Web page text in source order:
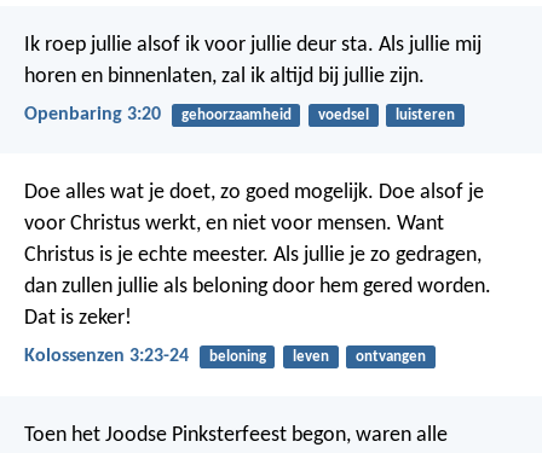
Ik roep jullie alsof ik voor jullie deur sta. Als jullie mij
horen en binnenlaten, zal ik altijd bij jullie zijn.
Openbaring 3:20 gehoorzaamheid voedsel luisteren
Doe alles wat je doet, zo goed mogelijk. Doe alsof je
voor Christus werkt, en niet voor mensen. Want
Christus is je echte meester. Als jullie je zo gedragen,
dan zullen jullie als beloning door hem gered worden.
Dat is zeker!
Kolossenzen 3:23-24 beloning leven ontvangen
Toen het Joodse Pinksterfeest begon, waren alle